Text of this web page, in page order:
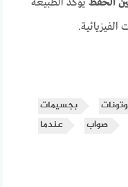
بجسيمات
صواب
عندما